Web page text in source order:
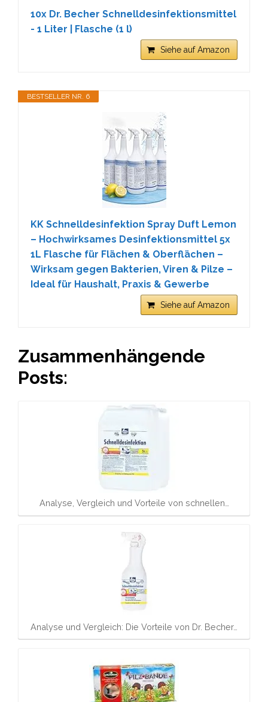
10x Dr. Becher Schnelldesinfektionsmittel
- 1 Liter | Flasche (1 l)
Siehe auf Amazon
BESTSELLER NR. 6
KK Schnelldesinfektion Spray Duft Lemon
– Hochwirksames Desinfektionsmittel 5x
1L Flasche für Flächen & Oberflächen –
Wirksam gegen Bakterien, Viren & Pilze –
Ideal für Haushalt, Praxis & Gewerbe
Siehe auf Amazon
Zusammenhängende
Posts:
Analyse, Vergleich und Vorteile von schnellen…
Analyse und Vergleich: Die Vorteile von Dr. Becher…